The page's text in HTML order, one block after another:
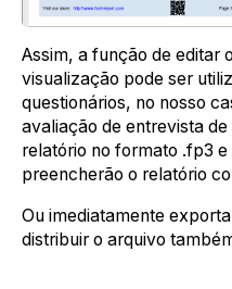
Assim, a função de editar
visualização pode ser
questionários, no nosso
avaliação de entrevista
relatório no formato .fp3
preencherão o relatório
Ou imediatamente
distribuir o arquivo